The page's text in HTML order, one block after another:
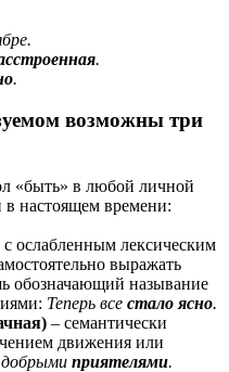
.
.
возможны три
«быть» в любой личной
в настоящем времени:
с ослабленным лексическим
выражать
обозначающий называние
Теперь все стало ясно.
– семантически
движения или
добрыми приятелями.